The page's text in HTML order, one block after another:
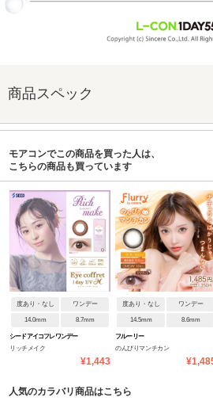
商品スペック
モアコンでこの商品を買った人は、
こちらの商品も買っています
度あり・なし ワンデー
14.0mm 8.7mm
シードアイコフレワンデー
リッチメイク
¥1,443
度あり・なし ワンデー
14.5mm 8.6mm
フルーリー
のんびりマンチカン
人気のカラバリ商品はこちら